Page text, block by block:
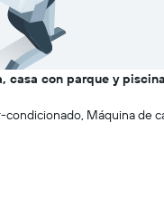
casa con parque y
condicionado, Máquina de